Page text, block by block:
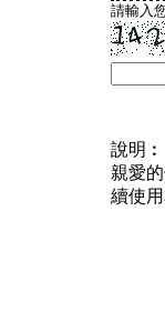
請輸入
說明︰
親愛
續使